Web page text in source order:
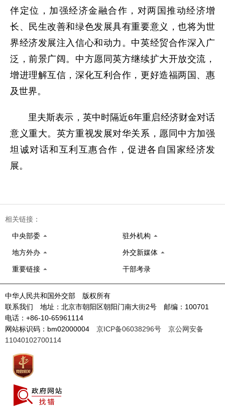
伴定位，加强经济金融合作，对两国推动经济增
长、民生改善和绿色发展具有重要意义，也将为世
界经济发展注入信心和动力。中英经贸合作深入广
泛，前景广阔。中方愿同英方继续扩大开放交流，
增进理解互信，深化互利合作，更好造福两国、惠
及世界。
里夫斯表示，英中时隔近6年重启经济财金对话
意义重大。英方重视发展对华关系，愿同中方加强
坦诚对话和互利互惠合作，促进各自国家经济发
展。
相关链接：
中央部委 驻外机构
地方外办 外交新媒体
重要链接 干部考录
中华人民共和国外交部 版权所有
联系我们 地址：北京市朝阳区朝阳门南大街2号 邮编：100701
电话：+86-10-65961114
网站标识码：bm02000004 京ICP备06038296号
京公网安备
11040102700114